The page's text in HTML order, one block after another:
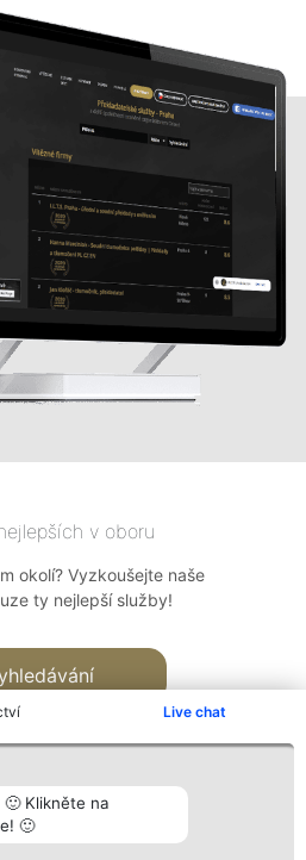
Live chat
Klikněte na
🙂
v oboru
okolí? Vyzkoušejte naše
ty nejlepší služby!